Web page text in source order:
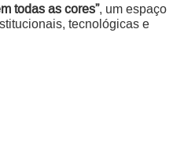
todas as cores”, um espaço
tecnológicas e